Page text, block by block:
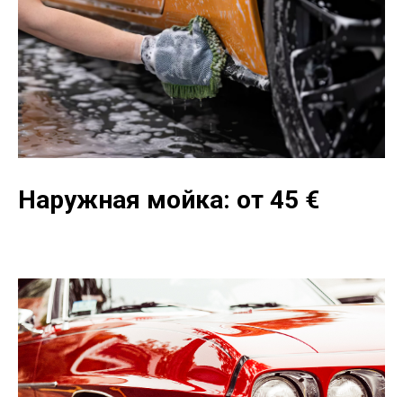
Наружная мойка: от 45 €